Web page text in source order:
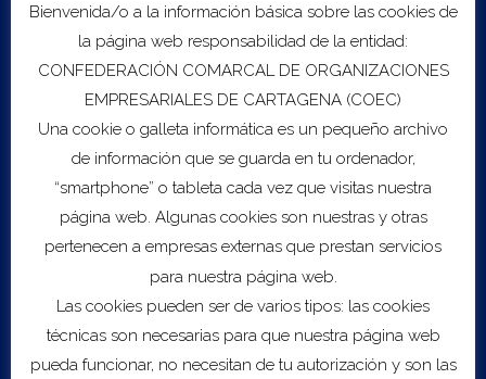
Import to Google Calendar
Asesoramiento Empresarial
B2DIGIT@L
Bienvenida/o a la información básica sobre las cookies de
la página web responsabilidad de la entidad:
CONFEDERACIÓN COMARCAL DE ORGANIZACIONES
EMPRESARIALES DE CARTAGENA (COEC)
Una cookie o galleta informática es un pequeño archivo
de información que se guarda en tu ordenador,
“smartphone” o tableta cada vez que visitas nuestra
página web. Algunas cookies son nuestras y otras
pertenecen a empresas externas que prestan servicios
para nuestra página web.
Las cookies pueden ser de varios tipos: las cookies
técnicas son necesarias para que nuestra página web
pueda funcionar, no necesitan de tu autorización y son las